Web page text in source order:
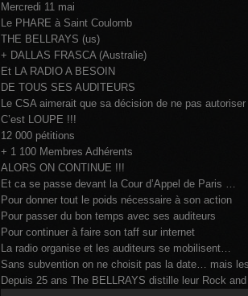
Mercredi 11 mai
Le PHARE à Saint Coulomb
THE BELLRAYS (us)
+ DALLAS FRASCA (Australie)
Et LA RADIO A BESOIN
DE TOUS SES AUDITEURS
Le CSA aimerait que sa décision de ne pas
C’est LOUPE !!!
12 000 pétitions
+ 1 100 Membres Adhérents
ALORS ON CONTINUE !!!
Et ca se passe devant la Cour d’Appel de Paris …
Pour donner tout le poids nécessaire à son action
Pour passer du bon temps avec ses auditeurs
Pour continuer à faire son taff sur internet
La radio organise et les auditeurs se mobilisent…
Sans subvention on ne choisit pas la date… mais
Depuis 25 ans The BELLRAYS distille leur Rock